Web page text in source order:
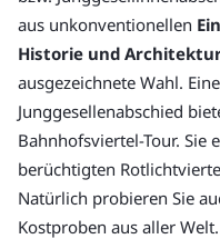
aus unkonventionellen
Historie und
ausgezeichnete Wahl.
Junggesellenabschied
Bahnhofsviertel-Tour. Sie
berüchtigten
Natürlich probieren Sie
Kostproben aus aller